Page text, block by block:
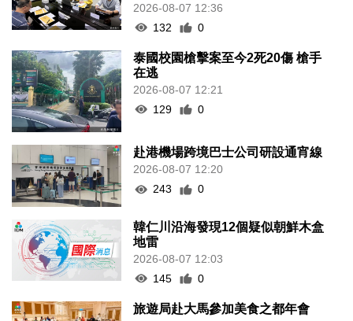
2026-08-07 12:36
132
0
泰國校園槍擊案至今2死20傷 槍手
在逃
2026-08-07 12:21
129
0
赴港機場跨境巴士公司研設通宵線
2026-08-07 12:20
243
0
韓仁川沿海發現12個疑似朝鮮木盒
地雷
2026-08-07 12:03
145
0
旅遊局赴大馬參加美食之都年會